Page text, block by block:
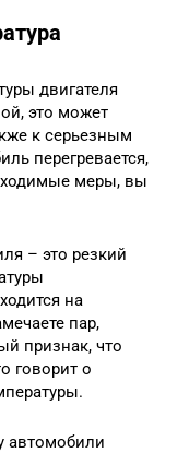
двигателя
это может
к серьезным
перегревается,
меры, вы
– это резкий
на
пар,
признак, что
говорит о
автомобили